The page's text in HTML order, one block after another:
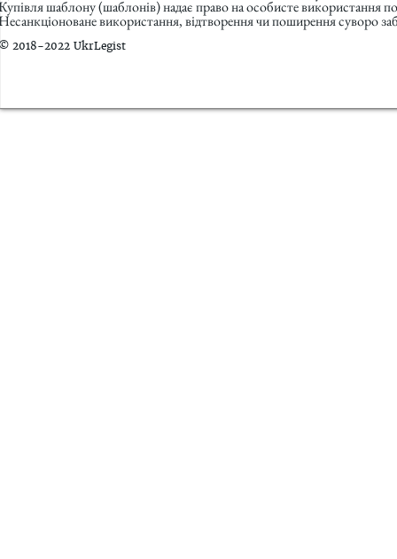
шаблону (шаблонів) надає право на особисте використання
використання, відтворення чи поширення суворо
2018-2022 UkrLegist